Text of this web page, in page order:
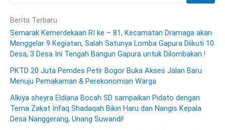
Berita Terbaru
Semarak Kemerdekaan RI ke – 81, Kecamatan Dramaga akan
Menggelar 9 Kegiatan, Salah Satunya Lomba Gapura Diikuti 10
Desa, 3 Desa Ini Tengah Bangun Gapura untuk Dilombakan !
PKTD 20 Juta Pemdes Petir Bogor Buka Akses Jalan Baru
Menuju Pemakaman & Perekonomian Warga
Alkiya sheyra Eldiana Bocah SD sampaikan Pidato dengan
Tema Zakat Infaq Shadaqah Bikin Haru dan Nangis Kepala
Desa Nanggerang, Unang Suwandi!